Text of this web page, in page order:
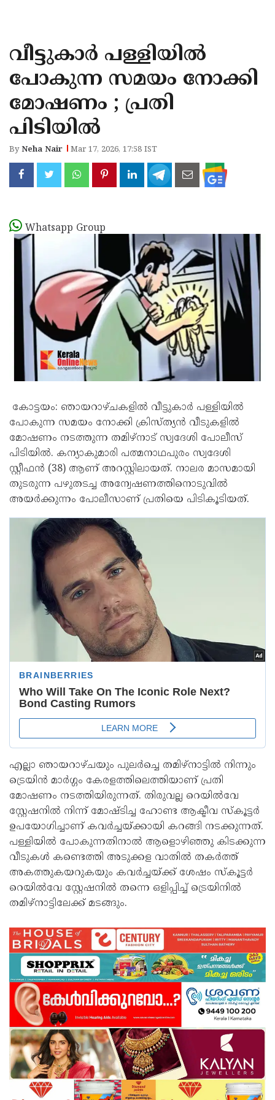
KANNUR
KASARAGOD
വീട്ടുകാർ പള്ളിയിൽ
പോകുന്ന സമയം നോക്കി
മോഷണം ; പ്രതി
പിടിയിൽ
ByNeha Nair Mar 17, 2026, 17:58 IST
Whatsapp Group
കോട്ടയം: ഞായറാഴ്ചകളിൽ വീട്ടുകാർ പള്ളിയിൽ
പോകുന്ന സമയം നോക്കി ക്രിസ്ത്യൻ വീടുകളിൽ
മോഷണം നടത്തുന്ന തമിഴ്നാട് സ്വദേശി പോലീസ്
പിടിയിൽ. കന്യാകുമാരി പത്മനാഥപുരം സ്വദേശി
സ്റ്റീഫൻ (38) ആണ് അറസ്റ്റിലായത്. നാലര മാസമായി
തുടരുന്ന പഴുതടച്ച അന്വേഷണത്തിനൊടുവിൽ
അയർക്കുന്നം പോലീസാണ് പ്രതിയെ പിടികൂടിയത്.
എല്ലാ ഞായറാഴ്ചയും പുലർച്ചെ തമിഴ്‌നാട്ടിൽ നിന്നും
ട്രെയിൻ മാർഗ്ഗം കേരളത്തിലെത്തിയാണ് പ്രതി
മോഷണം നടത്തിയിരുന്നത്. തിരുവല്ല റെയിൽവേ
സ്റ്റേഷനിൽ നിന്ന് മോഷ്ടിച്ച ഹോണ്ട ആക്ടീവ സ്കൂട്ടർ
ഉപയോഗിച്ചാണ് കവർച്ചയ്ക്കായി കറങ്ങി നടക്കുന്നത്.
പള്ളിയിൽ പോകുന്നതിനാൽ ആളൊഴിഞ്ഞു കിടക്കുന്ന
വീടുകൾ കണ്ടെത്തി അടുക്കള വാതിൽ തകർത്ത്
അകത്തുകയറുകയും കവർച്ചയ്ക്ക് ശേഷം സ്കൂട്ടർ
റെയിൽവേ സ്റ്റേഷനിൽ തന്നെ ഒളിപ്പിച്ച് ട്രെയിനിൽ
തമിഴ്‌നാട്ടിലേക്ക് മടങ്ങും.